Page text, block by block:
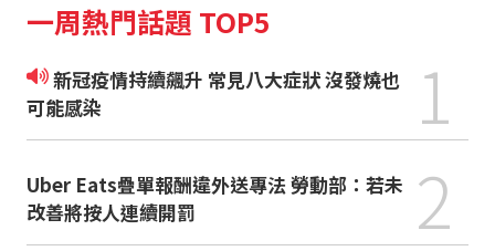
一周熱門話題 TOP5
新冠疫情持續飆升 常見八大症狀 沒發燒也
可能感染
1
Uber Eats疊單報酬違外送專法 勞動部：若未
改善將按人連續開罰
2